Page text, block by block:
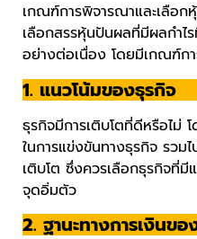
เกณฑ์การพิจารณาและเลือก
เลือกสรรหุ้นปันผลที่มีผลกำไ
อย่างต่อเนื่อง โดยมีเกณฑ์ก
1. แนวโน้มของธุรกิจ
ธุรกิจมีการเติบโตที่ดีหรือไม่
ในการแข่งขันทางธุรกิจ รวม
เติบโต ซึ่งควรเลือกธุรกิจที่มี
จุดอิ่มตัว
2. ฐานะทางการเงินข